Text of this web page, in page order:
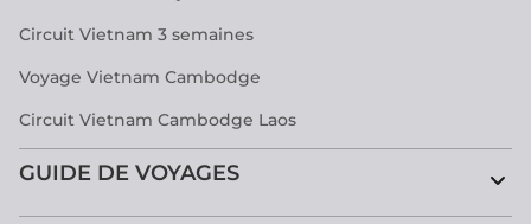
Circuit Vietnam 3 semaines
Voyage Vietnam Cambodge
Circuit Vietnam Cambodge Laos
GUIDE DE VOYAGES